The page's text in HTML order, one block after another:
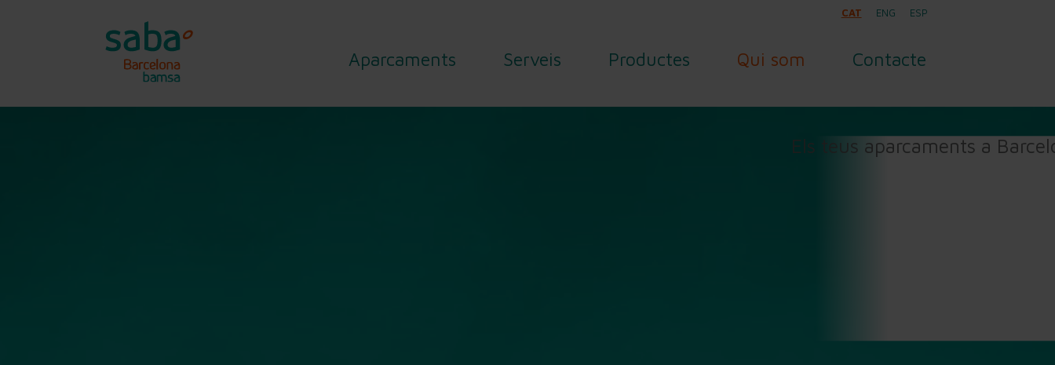
CAT ENG ESP
Aparcaments Serveis Productes Qui som Contacte
Els teus aparcaments a